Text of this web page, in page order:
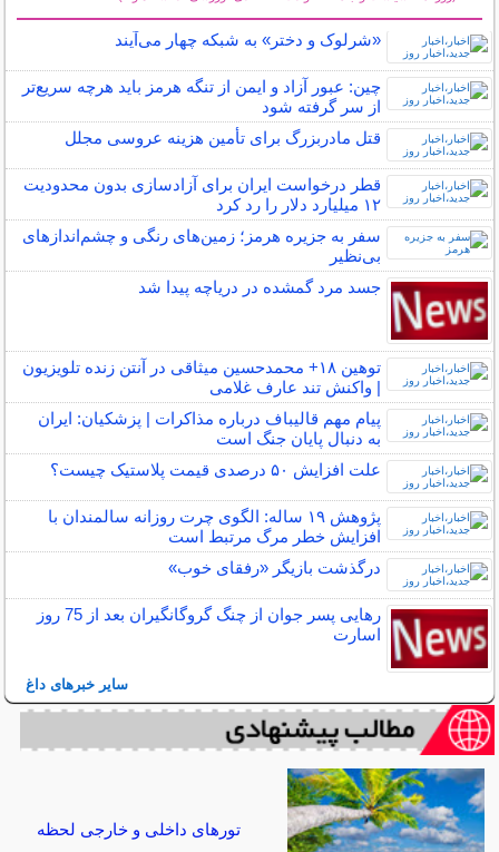
«شرلوک و دختر» به شبکه چهار می‌آیند
چین: عبور آزاد و ایمن از تنگه هرمز باید هرچه سریع‌تر
از سر گرفته شود
قتل مادربزرگ برای تأمین هزینه عروسی مجلل
قطر درخواست ایران برای آزادسازی بدون محدودیت
۱۲ میلیارد دلار را رد کرد
سفر به جزیره هرمز؛ زمین‌های رنگی و چشم‌اندازهای
بی‌نظیر
جسد مرد گمشده در دریاچه پیدا شد
توهین ۱۸+ محمدحسین میثاقی در آنتن زنده تلویزیون
| واکنش تند عارف غلامی
پیام مهم قالیباف درباره مذاکرات | پزشکیان: ایران
به دنبال پایان جنگ است
علت افزایش ۵۰ درصدی قیمت پلاستیک چیست؟
پژوهش ۱۹ ساله: الگوی چرت روزانه سالمندان با
افزایش خطر مرگ مرتبط است
درگذشت بازیگر «رفقای خوب»
رهایی پسر جوان از چنگ گروگانگیران بعد از 75 روز
اسارت
سایر خبرهای داغ
تورهای داخلی و خارجی لحظه